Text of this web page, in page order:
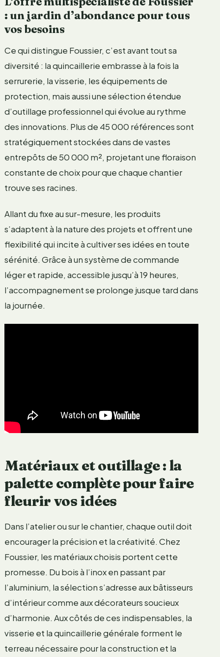
: un jardin d’abondance pour tous
vos besoins
Ce qui distingue Foussier, c’est avant tout sa
diversité : la quincaillerie embrasse à la fois la
serrurerie, la visserie, les équipements de
protection, mais aussi une sélection étendue
d’outillage professionnel qui évolue au rythme
des innovations. Plus de 45 000 références sont
stratégiquement stockées dans de vastes
entrepôts de 50 000 m², projetant une floraison
constante de choix pour que chaque chantier
trouve ses racines.
Allant du fixe au sur-mesure, les produits
s’adaptent à la nature des projets et offrent une
flexibilité qui incite à cultiver ses idées en toute
sérénité. Grâce à un système de commande
léger et rapide, accessible jusqu’à 19 heures,
l’accompagnement se prolonge jusque tard dans
la journée.
Matériaux et outillage : la
palette complète pour faire
fleurir vos idées
Dans l’atelier ou sur le chantier, chaque outil doit
encourager la précision et la créativité. Chez
Foussier, les matériaux choisis portent cette
promesse. Du bois à l’inox en passant par
l’aluminium, la sélection s’adresse aux bâtisseurs
d’intérieur comme aux décorateurs soucieux
d’harmonie. Aux côtés de ces indispensables, la
visserie et la quincaillerie générale forment le
terreau nécessaire pour la construction et la